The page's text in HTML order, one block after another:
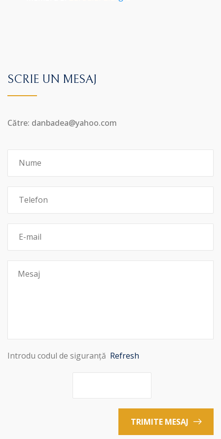
SCRIE UN MESAJ
Către: danbadea@yahoo.com
Introdu codul de siguranță Refresh
TRIMITE MESAJ